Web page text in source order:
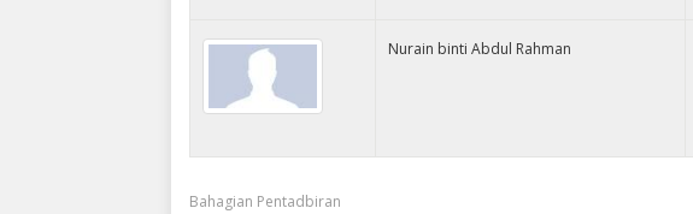
Nurain binti Abdul Rahman
Bahagian Pentadbiran